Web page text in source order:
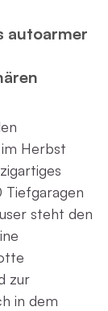
autoarmer
Herbst
Tiefgaragen
steht den
zur
in dem